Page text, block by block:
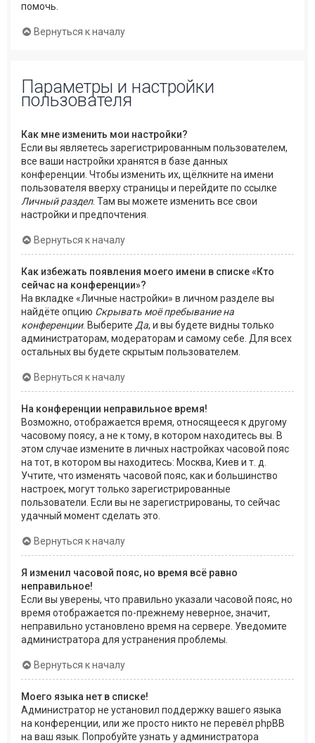
помочь.
Вернуться к началу
Параметры и настройки
пользователя
Как мне изменить мои настройки?
Если вы являетесь зарегистрированным пользователем,
все ваши настройки хранятся в базе данных
конференции. Чтобы изменить их, щёлкните на имени
пользователя вверху страницы и перейдите по ссылке
Личный раздел. Там вы можете изменить все свои
настройки и предпочтения.
Вернуться к началу
Как избежать появления моего имени в списке «Кто
сейчас на конференции»?
На вкладке «Личные настройки» в личном разделе вы
найдёте опцию Скрывать моё пребывание на
конференции. Выберите Да, и вы будете видны только
администраторам, модераторам и самому себе. Для всех
остальных вы будете скрытым пользователем.
Вернуться к началу
На конференции неправильное время!
Возможно, отображается время, относящееся к другому
часовому поясу, а не к тому, в котором находитесь вы. В
этом случае измените в личных настройках часовой пояс
на тот, в котором вы находитесь: Москва, Киев и т. д.
Учтите, что изменять часовой пояс, как и большинство
настроек, могут только зарегистрированные
пользователи. Если вы не зарегистрированы, то сейчас
удачный момент сделать это.
Вернуться к началу
Я изменил часовой пояс, но время всё равно
неправильное!
Если вы уверены, что правильно указали часовой пояс, но
время отображается по-прежнему неверное, значит,
неправильно установлено время на сервере. Уведомите
администратора для устранения проблемы.
Вернуться к началу
Моего языка нет в списке!
Администратор не установил поддержку вашего языка
на конференции, или же просто никто не перевёл phpBB
на ваш язык. Попробуйте узнать у администратора